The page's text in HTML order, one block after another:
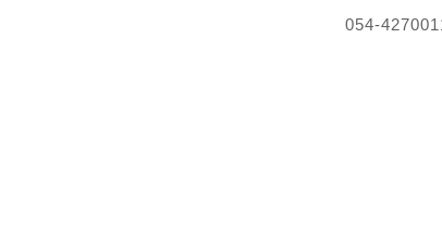
054-